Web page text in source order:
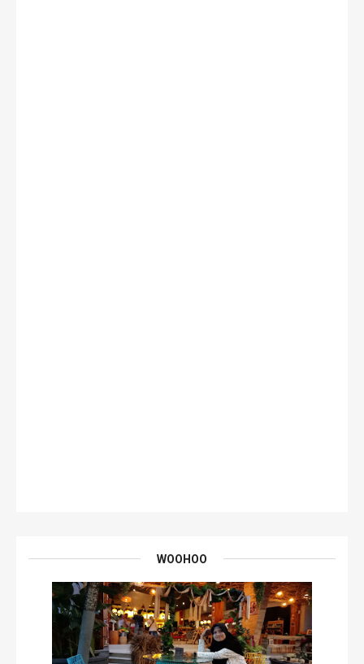
WOOHOO